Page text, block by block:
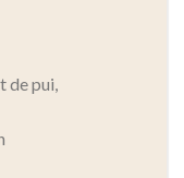
de pui,